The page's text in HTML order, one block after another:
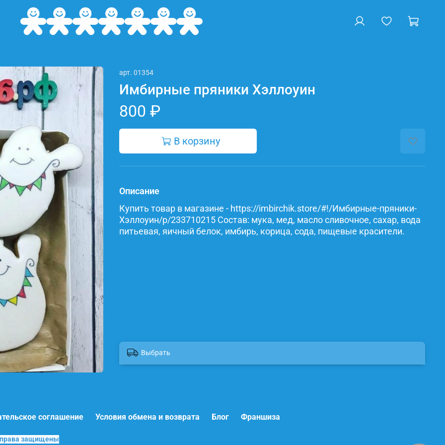
арт. 01354
Имбирные пряники Хэллоуин
800 ₽
В корзину
Описание
Купить товар в магазине - https://imbirchik.store/#!/Имбирные-пряники-
Хэллоуин/p/233710215 Состав: мука, мед, масло сливочное, сахар, вода
питьевая, яичный белок, имбирь, корица, сода, пищевые красители.
Выбрать
соглашение Условия обмена и возврата Блог Франшиза
права защищены